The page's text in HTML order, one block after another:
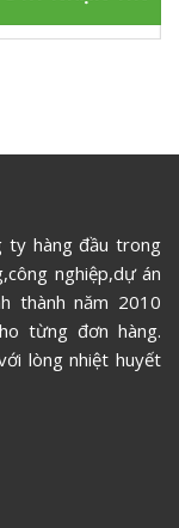
ty hàng đầu trong
nghiệp,dự án
thành năm 2010
từng đơn hàng.
lòng nhiệt huyết